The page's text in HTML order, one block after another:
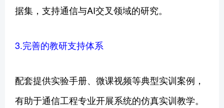
据集，支持通信与AI交叉领域的研究。
3.完善的教研支持体系
配套提供实验手册、微课视频等典型实训案例，
有助于通信工程专业开展系统的仿真实训教学。